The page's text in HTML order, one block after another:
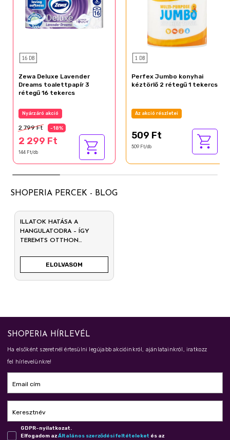
16 DB
Zewa Deluxe Lavender
Dreams toalettpapír 3
rétegű 16 tekercs
Nyárzáró akció
2 799 Ft -18%
2 299 Ft
144 Ft/db
1 DB
Perfex Jumbo konyhai
kéztörlő 2 rétegű 1 tekercs
Az akció részletei
509 Ft
509 Ft/db
SHOPERIA PERCEK - BLOG
ILLATOK HATÁSA A
HANGULATODRA – ÍGY
TEREMTS OTTHON
ELOLVASOM
SHOPERIA HÍRLEVÉL
Ha elsőként szeretnél értesülni legújabb akcióinkról, ajánlatainkról, iratkozz
fel hírlevelünkre!
Email cím
Keresztnév
GDPR-nyilatkozat.
Elfogadom azÁl­ta­lá­nos szer­ző­dé­si fel­té­te­le­ket és az